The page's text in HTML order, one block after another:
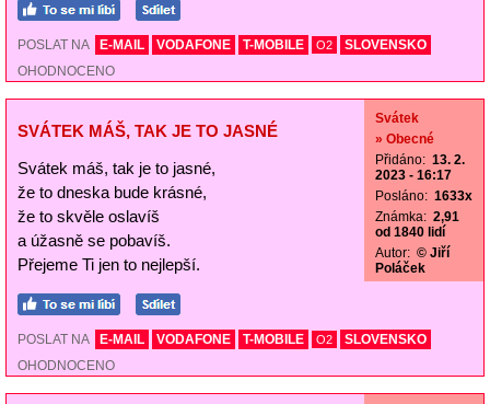
POSLAT NA E-MAIL VODAFONE T-MOBILE O2
SLOVENSKO
OHODNOCENO
SVÁTEK MÁŠ, TAK JE TO JASNÉ
Svátek máš, tak je to jasné,
že to dneska bude krásné,
že to skvěle oslavíš
a úžasně se pobavíš.
Přejeme Ti jen to nejlepší.
Svátek
» Obecné
Přidáno: 13. 2.
2023 - 16:17
Posláno: 1633x
Známka: 2,91
od 1840 lidí
Autor: © Jiří
Poláček
POSLAT NA E-MAIL VODAFONE T-MOBILE O2
SLOVENSKO
OHODNOCENO